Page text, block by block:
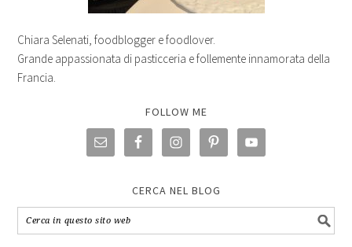
Chiara Selenati, foodblogger e foodlover.
Grande appassionata di pasticceria e follemente innamorata della
Francia.
FOLLOW ME
CERCA NEL BLOG